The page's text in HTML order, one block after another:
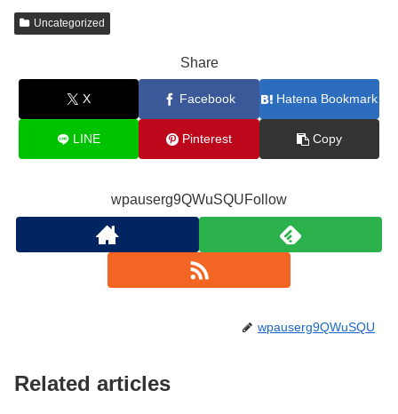
Uncategorized
Share
X Facebook Hatena Bookmark
LINE Pinterest Copy
wpauserg9QWuSQUFollow
wpauserg9QWuSQU
Related articles